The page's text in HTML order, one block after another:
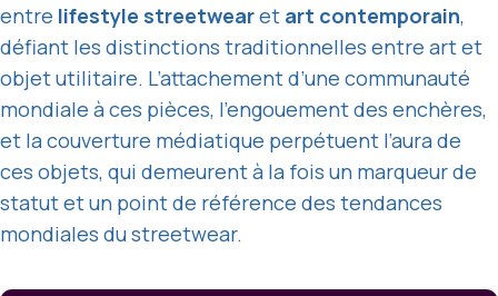
entre lifestyle streetwearet art contemporain,
défiant les distinctions traditionnelles entre art et
objet utilitaire. L’attachement d’une communauté
mondiale à ces pièces, l’engouement des enchères,
et la couverture médiatique perpétuent l’aura de
ces objets, qui demeurent à la fois un marqueur de
statut et un point de référence des tendances
mondiales du streetwear.